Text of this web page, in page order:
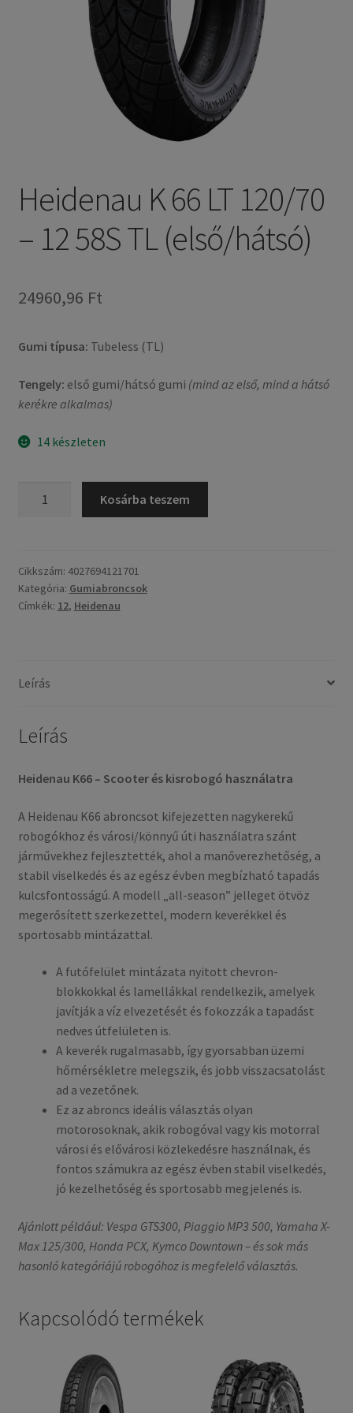
Heidenau K 66 LT 120/70
– 12 58S TL (első/hátsó)
24960,96 Ft
Gumi típusa: Tubeless (TL)
Tengely: első gumi/hátsó gumi (mind az első, mind a hátsó
kerékre alkalmas)
14 készleten
120/70
-
12
mennyiség
Kosárba teszem
Cikkszám: 4027694121701
Kategória: Gumiabroncsok
Címkék: 12, Heidenau
Leírás
Leírás
Heidenau K66 – Scooter és kisrobogó használatra
A Heidenau K66 abroncsot kifejezetten nagykerekű
robogókhoz és városi/könnyű úti használatra szánt
járművekhez fejlesztették, ahol a manőverezhetőség, a
stabil viselkedés és az egész évben megbízható tapadás
kulcsfontosságú. A modell „all-season” jelleget ötvöz
megerősített szerkezettel, modern keverékkel és
sportosabb mintázattal.
A futófelület mintázata nyitott chevron-
blokkokkal és lamellákkal rendelkezik, amelyek
javítják a víz elvezetését és fokozzák a tapadást
nedves útfelületen is.
A keverék rugalmasabb, így gyorsabban üzemi
hőmérsékletre melegszik, és jobb visszacsatolást
ad a vezetőnek.
Ez az abroncs ideális választás olyan
motorosoknak, akik robogóval vagy kis motorral
városi és elővárosi közlekedésre használnak, és
fontos számukra az egész évben stabil viselkedés,
jó kezelhetőség és sportosabb megjelenés is.
Ajánlott például: Vespa GTS300, Piaggio MP3 500, Yamaha X-
Max 125/300, Honda PCX, Kymco Downtown – és sok más
hasonló kategóriájú robogóhoz is megfelelő választás.
Kapcsolódó termékek